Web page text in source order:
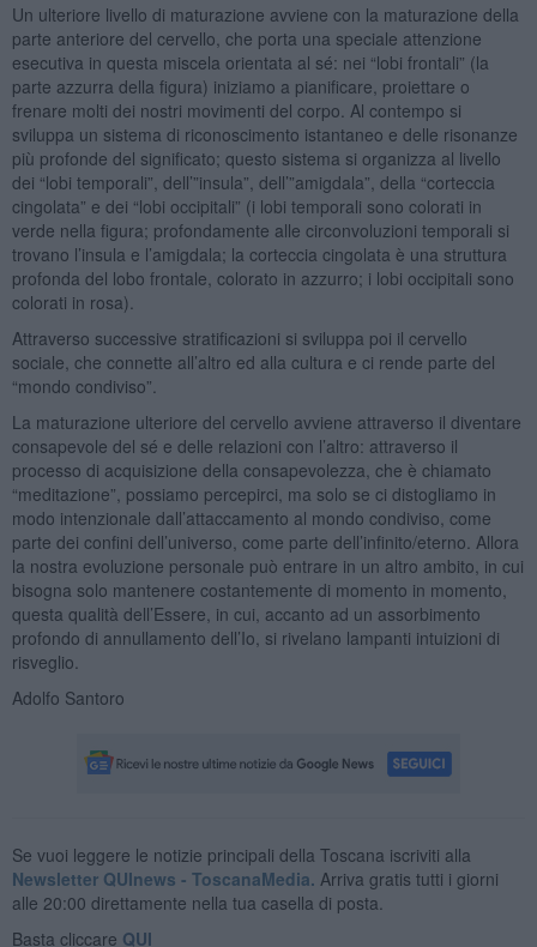
Un ulteriore livello di maturazione avviene con la maturazione della
parte anteriore del cervello, che porta una speciale attenzione
esecutiva in questa miscela orientata al sé: nei “lobi frontali” (la
parte azzurra della figura) iniziamo a pianificare, proiettare o
frenare molti dei nostri movimenti del corpo. Al contempo si
sviluppa un sistema di riconoscimento istantaneo e delle risonanze
più profonde del significato; questo sistema si organizza al livello
dei “lobi temporali”, dell’”insula”, dell’”amigdala”, della “corteccia
cingolata” e dei “lobi occipitali” (i lobi temporali sono colorati in
verde nella figura; profondamente alle circonvoluzioni temporali si
trovano l’insula e l’amigdala; la corteccia cingolata è una struttura
profonda del lobo frontale, colorato in azzurro; i lobi occipitali sono
colorati in rosa).
Attraverso successive stratificazioni si sviluppa poi il cervello
sociale, che connette all’altro ed alla cultura e ci rende parte del
“mondo condiviso”.
La maturazione ulteriore del cervello avviene attraverso il diventare
consapevole del sé e delle relazioni con l’altro: attraverso il
processo di acquisizione della consapevolezza, che è chiamato
“meditazione”, possiamo percepirci, ma solo se ci distogliamo in
modo intenzionale dall’attaccamento al mondo condiviso, come
parte dei confini dell’universo, come parte dell’infinito/eterno. Allora
la nostra evoluzione personale può entrare in un altro ambito, in cui
bisogna solo mantenere costantemente di momento in momento,
questa qualità dell’Essere, in cui, accanto ad un assorbimento
profondo di annullamento dell’Io, si rivelano lampanti intuizioni di
risveglio.
Adolfo Santoro
Se vuoi leggere le notizie principali della Toscana iscriviti alla
Newsletter QUInews - ToscanaMedia. Arriva gratis tutti i giorni
alle 20:00 direttamente nella tua casella di posta.
Basta cliccare QUI